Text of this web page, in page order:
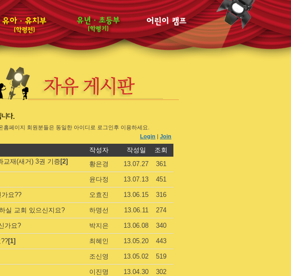
페이지 회원분들은 동일한 아이디로 로그인후 이용하세요.
Login | Join
작성자 작성일
조회
교재(새거) 3권 기증 [2] 황은경 13.07.27 361
윤다정 13.07.13 451
요?? 오효진 13.06.15 316
실 교회 있으신지요? 하명선 13.06.11 274
가요? 박지은 13.06.08 340
[1] 최혜인 13.05.20 443
조신영 13.05.02 519
이진명 13.04.30 302